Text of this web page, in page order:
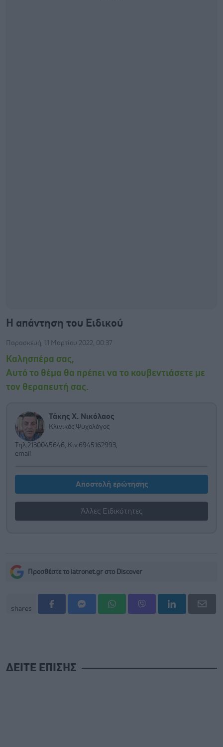
Η απάντηση του Ειδικού
Παρασκευή, 11 Μαρτίου 2022, 00:37
Καλησπέρα σας,
Αυτό το θέμα θα πρέπει να το κουβεντιάσετε με
τον θεραπευτή σας.
Τάκης Χ. Νικόλαος
Κλινικός Ψυχολόγος
Τηλ.2130045646, Κιν.6945162993,
email
Αποστολή ερώτησης
Άλλες Ειδικότητες
Προσθέστε το iatronet.gr στο Discover
shares
ΔΕΙΤΕ ΕΠΙΣΗΣ